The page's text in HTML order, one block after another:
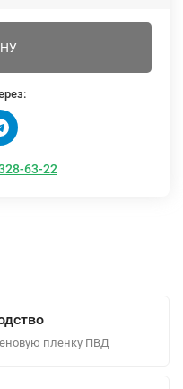
63-22
пленку ПВД